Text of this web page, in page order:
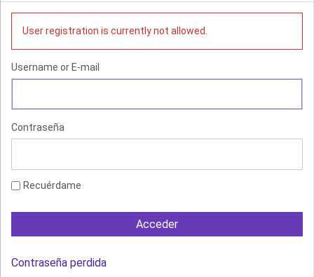
User registration is currently not allowed.
Username or E-mail
Contraseña
Recuérdame
Contraseña perdida